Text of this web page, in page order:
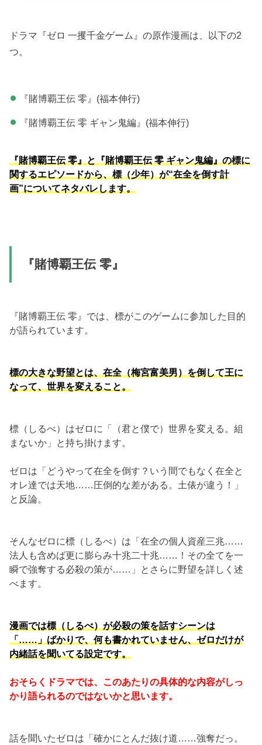
ドラマ『ゼロ 一攫千金ゲーム』の原作漫画は、以下の2
つ。
『賭博覇王伝 零』(福本伸行)
『賭博覇王伝 零 ギャン鬼編』(福本伸行)
『賭博覇王伝 零』と『賭博覇王伝 零 ギャン鬼編』の標に
関するエピソードから、標（少年）が“在全を倒す計
画”についてネタバレします。
『賭博覇王伝 零』
『賭博覇王伝 零』では、標がこのゲームに参加した目的
が語られています。
標の大きな野望とは、在全（梅宮富美男）を倒して王に
なって、世界を変えること。
標（しるべ）はゼロに「（君と僕で）世界を変える。組
まないか」と持ち掛けます。
ゼロは「どうやって在全を倒す？いう間でもなく在全と
オレ達では天地……圧倒的な差がある。土俵が違う！」
と反論。
そんなゼロに標（しるべ）は「在全の個人資産三兆……
法人も含めば更に膨らみ十兆二十兆……！その全てを一
瞬で強奪する必殺の策が……」とさらに野望を詳しく述
べます。
漫画では標（しるべ）が必殺の策を話すシーンは
「……」ばかりで、何も書かれていません、ゼロだけが
内緒話を聞いてる設定です。
おそらくドラマでは、このあたりの具体的な内容がしっ
かり語られるのではないかと思います。
話を聞いたゼロは「確かにとんだ抜け道……強奪だっ。